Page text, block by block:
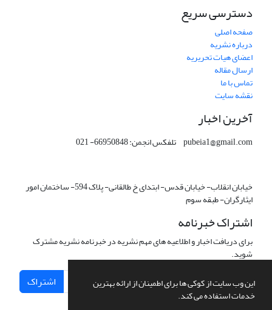
این وب سایت از کوکی ها برای اطمینان از ارائه بهترین
خدمات استفاده می کند.
دسترسی سریع
صفحه اصلی
درباره نشریه
اعضای هیات تحریریه
ارسال مقاله
تماس با ما
نقشه سایت
آخرین اخبار
pubeia1@gmail.com تلفکس انجمن: 66950848- 021
خیابان انقلاب- خیابان قدس- ابتدای خ طالقانی- پلاک 594- ساختمان امور
ایثارگران- طبقه سوم
اشتراک خبرنامه
برای دریافت اخبار و اطلاعیه های مهم نشریه در خبرنامه نشریه مشترک
شوید.
اشتراک